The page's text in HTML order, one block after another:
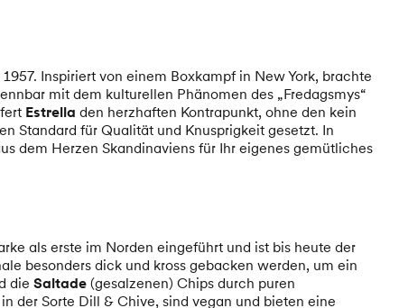
Inspiriert von einem Boxkampf in New York, brachte
mit dem kulturellen Phänomen des „Fredagsmys“
Estrella den herzhaften Kontrapunkt, ohne den kein
Standard für Qualität und Knusprigkeit gesetzt. In
dem Herzen Skandinaviens für Ihr eigenes gemütliches
als erste im Norden eingeführt und ist bis heute der
besonders dick und kross gebacken werden, um ein
die Saltade (gesalzenen) Chips durch puren
der Sorte Dill & Chive, sind vegan und bieten eine